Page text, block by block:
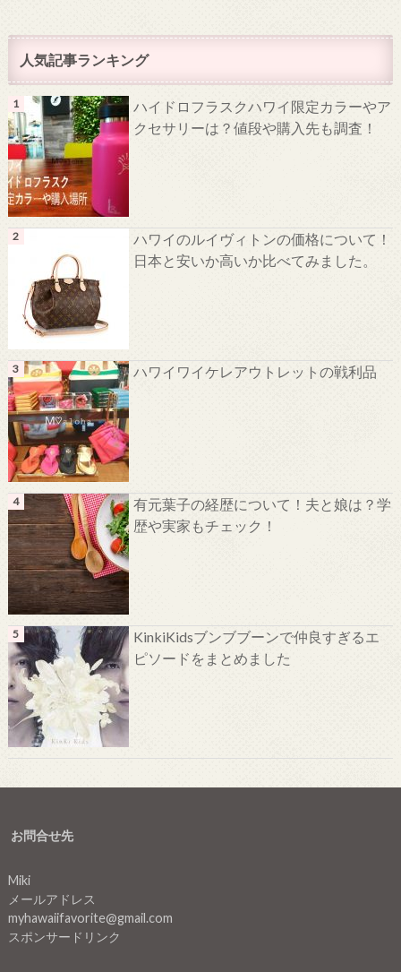
人気記事ランキング
ハイドロフラスクハワイ限定カラーやア
クセサリーは？値段や購入先も調査！
ハワイのルイヴィトンの価格について！
日本と安いか高いか比べてみました。
ハワイワイケレアウトレットの戦利品
有元葉子の経歴について！夫と娘は？学
歴や実家もチェック！
KinkiKidsブンブブーンで仲良すぎるエ
ピソードをまとめました
お問合せ先
Miki
メールアドレス
myhawaiifavorite@gmail.com
スポンサードリンク